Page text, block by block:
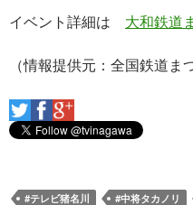
イベント詳細は 大和鉄道
（情報提供元：全国鉄道ま
#テレビ猪名川 #中将タカノリ